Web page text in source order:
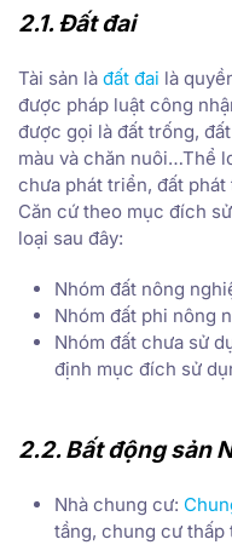
2.1. Đất đai
Tài sản là đất đai là
được pháp luật công
được gọi là đất trống,
màu và chăn nuôi…Thể
chưa phát triển, đất
Căn cứ theo mục đích
loại sau đây:
Nhóm đất nông
Nhóm đất phi nông
Nhóm đất chưa sử
định mục đích sử
2.2. Bất động sản
Nhà chung cư:
tầng, chung cư